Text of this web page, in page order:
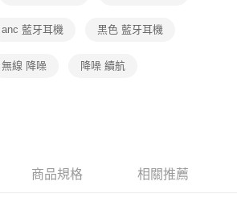
anc 藍牙耳機 黑色 藍牙耳機
無線 降噪 降噪 續航
商品規格 相關推薦